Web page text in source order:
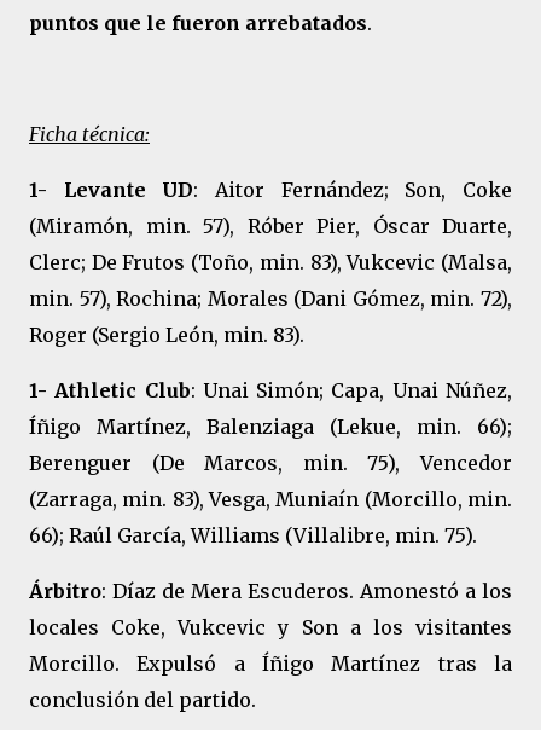
puntos que le fueron arrebatados.
Ficha técnica:
1- Levante UD: Aitor Fernández; Son, Coke
(Miramón, min. 57), Róber Pier, Óscar Duarte,
Clerc; De Frutos (Toño, min. 83), Vukcevic (Malsa,
min. 57), Rochina; Morales (Dani Gómez, min. 72),
Roger (Sergio León, min. 83).
1- Athletic Club: Unai Simón; Capa, Unai Núñez,
Íñigo Martínez, Balenziaga (Lekue, min. 66);
Berenguer (De Marcos, min. 75), Vencedor
(Zarraga, min. 83), Vesga, Muniaín (Morcillo, min.
66); Raúl García, Williams (Villalibre, min. 75).
Árbitro: Díaz de Mera Escuderos. Amonestó a los
locales Coke, Vukcevic y Son a los visitantes
Morcillo. Expulsó a Íñigo Martínez tras la
conclusión del partido.